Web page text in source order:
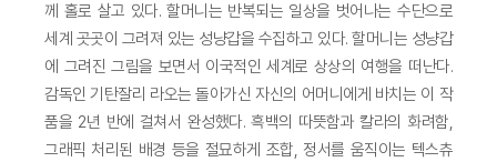
께 홀로 살고 있다. 할머니는 반복되는 일상을 벗어나는 수단으로
세계 곳곳이 그려져 있는 성냥갑을 수집하고 있다. 할머니는 성냥갑
에 그려진 그림을 보면서 이국적인 세계로 상상의 여행을 떠난다.
감독인 기탄잘리 라오는 돌아가신 자신의 어머니에게 바치는 이 작
품을 2년 반에 걸쳐서 완성했다. 흑백의 따뜻함과 칼라의 화려함,
그래픽 처리된 배경 등을 절묘하게 조합, 정서를 움직이는 텍스츄